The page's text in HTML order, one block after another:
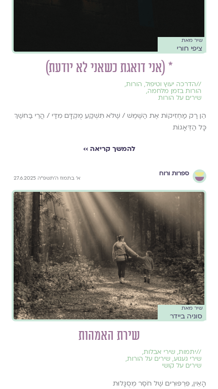
שיר מאת
ציפי חורי
* (אני דואגת כשאני לא יודעת)
//הדרכה יעוץ וטיפול, הורות,
הורות בזמן מלחמה,
שירים על הורות
הֵן רַק מַחְזִיקוֹת אֶת הַשֶּׁמֶשׁ / שֶׁלֹּא תִּשְׁקַע מֻקְדָּם מִדַּי / הֲרֵי בַּחשֶׁךְ
כָּל הַדְּאָגוֹת
להמשך קריאה ››
ספרות ורוח
א׳ בתמוז ה׳תשפ״ה 27.6.2025
שיר מאת
סוניה ביידר
שירת האמהות
//יתמות, שירי אבלות,
שירי געגוע, שירים על הורות,
שירים על קושי
הָאֵין, פִּרְפּוּרִים שֶׁל חֹסֶר מְסֻגָּלוּת